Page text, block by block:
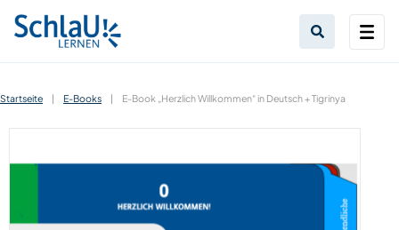
Startseite | E-Books | E-Book „Herzlich Willkommen“ in Deutsch + Tigrinya